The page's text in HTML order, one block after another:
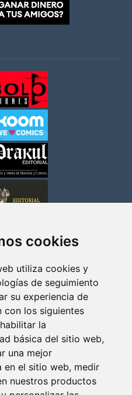
cookies
utiliza cookies y
de seguimiento
su experiencia de
con los siguientes
la
básica del sitio web,
una mejor
en el sitio web, medir
nuestros productos
LA ACTRIZ MAS GUAPA DE
RICKARDS), LAS FOTOS
ALIADA DE ARROW
TU HISTORIA. EPISODIO 3.